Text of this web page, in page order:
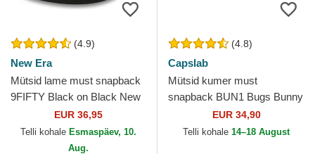
(4.9)
New Era
Mütsid lame must snapback
9FIFTY Black on Black New
York Yankees MLB New Era
EUR 36,95
Telli kohale Esmaspäev, 10.
Aug.
(4.8)
Capslab
Mütsid kumer must
snapback BUN1 Bugs Bunny
Looney Tunes Capslab
EUR 34,90
Telli kohale 14–18 August